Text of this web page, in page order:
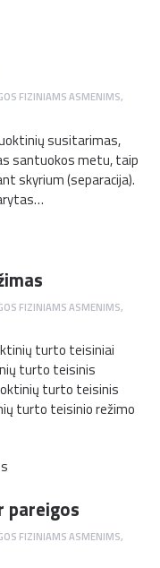
FIZINIAMS ASMENIMS,
susitarimas,
santuokos metu, taip
skyrium (separacija).
FIZINIAMS ASMENIMS,
turto teisiniai
turto teisinis
turto teisinis
turto teisinio režimo
pareigos
FIZINIAMS ASMENIMS,